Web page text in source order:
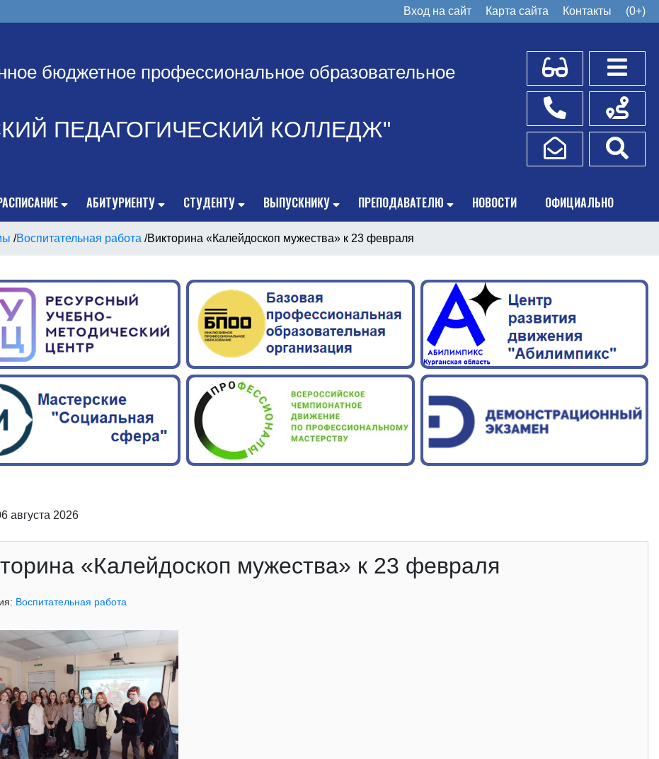
Вход на сайт Карта сайта Контакты (0+)
бюджетное профессиональное образовательное
ПЕДАГОГИЧЕСКИЙ КОЛЛЕДЖ"
Для слабовидящих
Телефоны
Написать обращение
Схема
АБИТУРИЕНТУ СТУДЕНТУ ВЫПУСКНИКУ ПРЕПОДАВАТЕЛЮ НОВОСТИ ОФИЦИАЛЬНО
/Воспитательная работа /Викторина «Калейдоскоп мужества» к 23 февраля
августа 2026
«Калейдоскоп мужества» к 23 февраля
Воспитательная работа